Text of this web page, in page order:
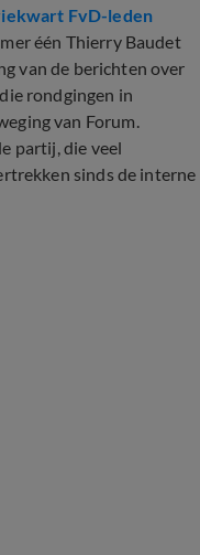
FvD-leden
één Thierry Baudet
van de berichten over
rondgingen in
van Forum.
partij, die veel
sinds de interne